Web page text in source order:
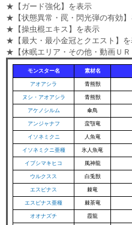
★【ガード強化】を表示
★【状態異常・罠・閃光弾の有効
★【操虫棍エキス】を表示
★【最大・最小金冠とクエスト】
★【休眠エリア・その他・動画Ｕ
モンスター名 素材名
アオアシラ 青熊獣
ヌシ・アオアシラ 青熊獣
アケノシルム 傘鳥
アンジャナフ 蛮顎竜
イソネミクニ 人魚竜
イソネミクニ亜種 氷人魚竜
イブシマキヒコ 風神龍
ウルクスス 白兎獣
エスピナス 棘竜
エスピナス亜種 棘茶竜
オオナズチ 霞龍